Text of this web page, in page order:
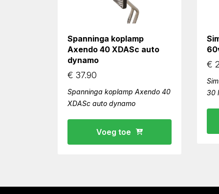
Spanninga koplamp
Axendo 40 XDASc auto
dynamo
€ 37.90
Spanninga koplamp Axendo 40
XDASc auto dynamo
Voeg toe
€
30